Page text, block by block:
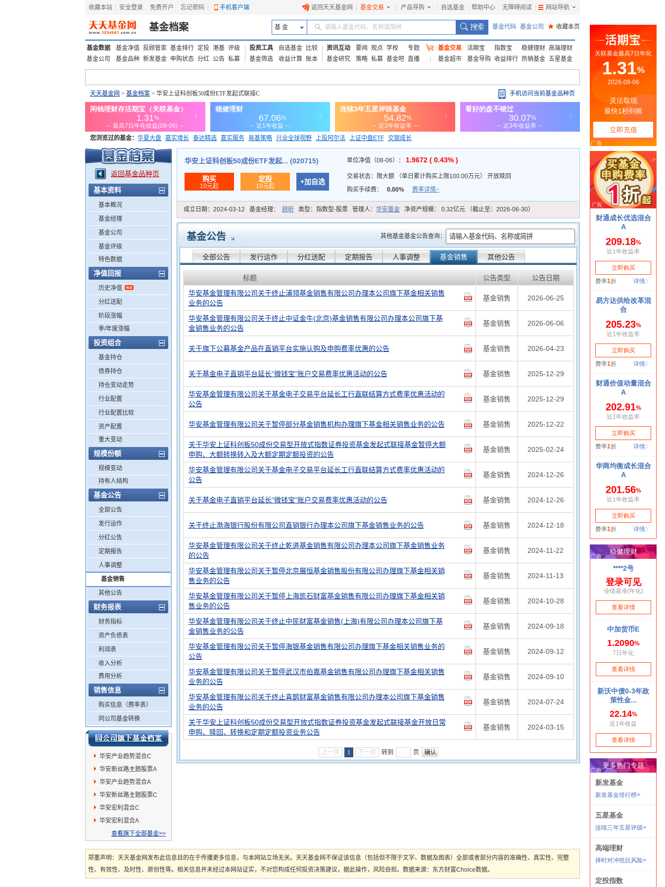
收藏本站 安全登录 免费开户 忘记密码 手机客户端 返回天天基金网 基金交易 产品导购 自选基金 帮助中心 无障碍阅读 网站导航
基金档案 基 金 请输入基金代码、名称或简拼 基金代码 基金公司 ★ 收藏本页
基金数据 基金净值 投顾管家 基金排行 定投 港基 评级
基金公司
基金品种 新发基金 申购状态 分红 公告 私募
投资工具 自选基金
比较
基金筛选
收益计算 账本
资讯互动 要闻 观点 学校
专题
基金研究
策略 私募 基金吧 直播
基金交易 活期宝 指数宝 稳健理财 高端理财
基金超市
基金导购 收益排行 热销基金 五星基金
天天基金网 > 基金档案 > 华安上证科创板50成份ETF发起式联接C 手机访问当前基金品种页
您浏览过的基金： 华夏大盘 嘉实增长 泰达精选 嘉实服务 易基策略 兴业全球视野 上投阿尔法 上证中盘ETF 交银成长
添富优势 华安宏利 上证180价值ETF
返回基金品种页
基本资料
基本概况
基金经理
基金公司
基金评级
特色数据
净值回报
历史净值
分红送配
阶段涨幅
季/年度涨幅
投资组合
基金持仓
债券持仓
持仓变动走势
行业配置
行业配置比较
资产配置
重大变动
规模份额
规模变动
持有人结构
基金公告
全部公告
发行运作
分红公告
定期报告
人事调整
基金销售
其他公告
财务报表
财务指标
资产负债表
利润表
收入分析
费用分析
销售信息
购买信息（费率表）
同公司基金转换
华安产业趋势混合C
华安新丝路主题股票A
华安产业趋势混合A
华安新丝路主题股票C
华安宏利混合C
华安宏利混合A
查看旗下全部基金>>
华安上证科创板50成份ETF发起... (020715)
购买
10元起
定投
10元起
+加自选
单位净值（08-06）： 1.9672 ( 0.43% )
交易状态： 限大额 （单日累计购买上限100.00万元）
开放赎回
购买手续费：
0.00% 费率详情>
成立日期： 2024-03-12 基金经理： 顾昕 类型： 指数型-股票 管理人： 华安基金 净资产规模： 0.32亿元 （截止至：2026-06-30）
基金公告 其他基金基金公告查询：
全部公告 发行运作 分红送配 定期报告 人事调整 基金销售 其他公告
标题 公告类型
公告日期
华安基金管理有限公司关于终止浦领基金销售有限公司办理本公司旗下基金相关销售
业务的公告
基金销售 2026-06-25
华安基金管理有限公司关于终止中证金牛(北京)基金销售有限公司办理本公司旗下基
金销售业务的公告
基金销售 2026-06-06
关于旗下公募基金产品在直销平台实施认购及申购费率优惠的公告 基金销售 2026-04-23
关于基金电子直销平台延长“微钱宝”账户交易费率优惠活动的公告 基金销售 2025-12-29
华安基金管理有限公司关于基金电子交易平台延长工行直联结算方式费率优惠活动的
公告
基金销售 2025-12-29
华安基金管理有限公司关于暂停部分基金销售机构办理旗下基金相关销售业务的公告 基金销售 2025-12-22
关于华安上证科创板50成份交易型开放式指数证券投资基金发起式联接基金暂停大额
申购、大额转换转入及大额定期定额投资的公告
基金销售 2025-02-24
华安基金管理有限公司关于基金电子交易平台延长工行直联结算方式费率优惠活动的
公告
基金销售 2024-12-26
关于基金电子直销平台延长“微钱宝”账户交易费率优惠活动的公告 基金销售 2024-12-26
关于终止渤海银行股份有限公司直销银行办理本公司旗下基金销售业务的公告 基金销售 2024-12-18
华安基金管理有限公司关于终止乾道基金销售有限公司办理本公司旗下基金销售业务
的公告
基金销售 2024-11-22
华安基金管理有限公司关于暂停北京展恒基金销售股份有限公司办理旗下基金相关销
售业务的公告
基金销售 2024-11-13
华安基金管理有限公司关于暂停上海凯石财富基金销售有限公司办理旗下基金相关销
售业务的公告
基金销售 2024-10-28
华安基金管理有限公司关于终止中民财富基金销售(上海)有限公司办理本公司旗下基
金销售业务的公告
基金销售 2024-09-18
华安基金管理有限公司关于暂停海银基金销售有限公司办理旗下基金相关销售业务的
公告
基金销售 2024-09-12
华安基金管理有限公司关于暂停武汉市伯嘉基金销售有限公司办理旗下基金相关销售
业务的公告
基金销售 2024-09-10
华安基金管理有限公司关于终止喜鹊财富基金销售有限公司办理本公司旗下基金销售
业务的公告
基金销售 2024-07-24
关于华安上证科创板50成份交易型开放式指数证券投资基金发起式联接基金开放日常
申购、赎回、转换和定期定额投资业务公告
基金销售 2024-03-15
上一页 1 下一页 转到 页
郑重声明：天天基金网发布此信息目的在于传播更多信息，与本网站立场无关。天天基金网不保证该信息（包括但不限于文字、数据及图表）全部或者部分内容的准确性、真实性、完整
性、有效性、及时性、原创性等。相关信息并未经过本网站证实，不对您构成任何投资决策建议，据此操作，风险自担。数据来源：东方财富Choice数据。